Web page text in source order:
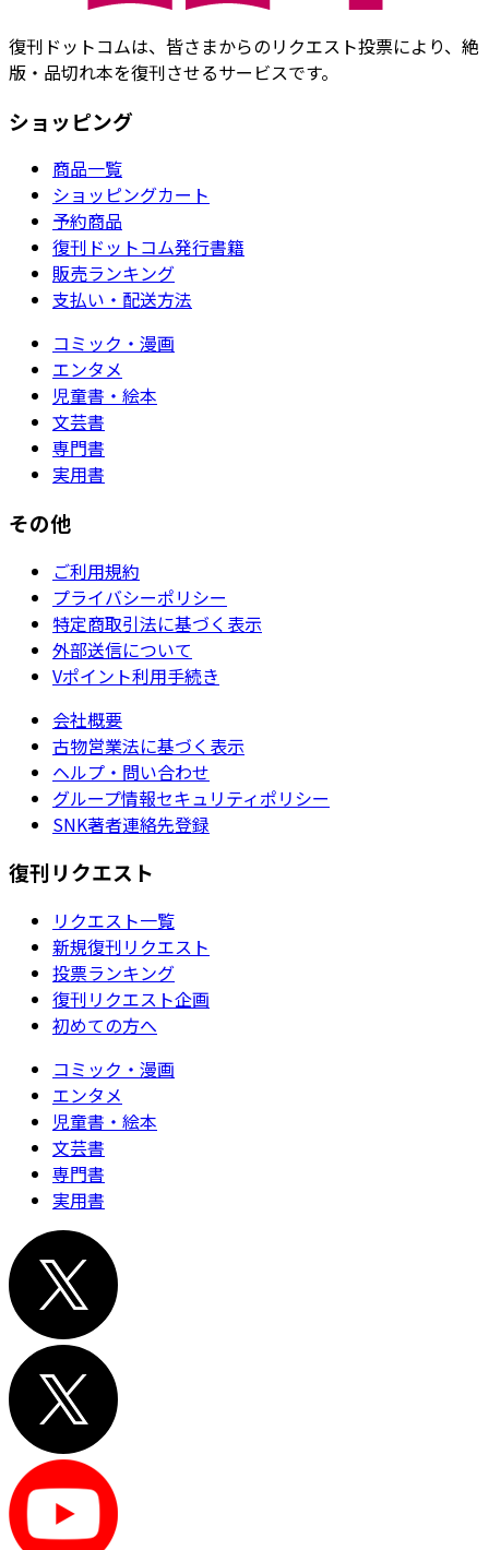
復刊ドットコムは、皆さまからのリクエスト投票により、絶
版・品切れ本を復刊させるサービスです。
ショッピング
商品一覧
ショッピングカート
予約商品
復刊ドットコム発行書籍
販売ランキング
支払い・配送方法
コミック・漫画
エンタメ
児童書・絵本
文芸書
専門書
実用書
その他
ご利用規約
プライバシーポリシー
特定商取引法に基づく表示
外部送信について
Vポイント利用手続き
会社概要
古物営業法に基づく表示
ヘルプ・問い合わせ
グループ情報セキュリティポリシー
SNK著者連絡先登録
復刊リクエスト
リクエスト一覧
新規復刊リクエスト
投票ランキング
復刊リクエスト企画
初めての方へ
コミック・漫画
エンタメ
児童書・絵本
文芸書
専門書
実用書